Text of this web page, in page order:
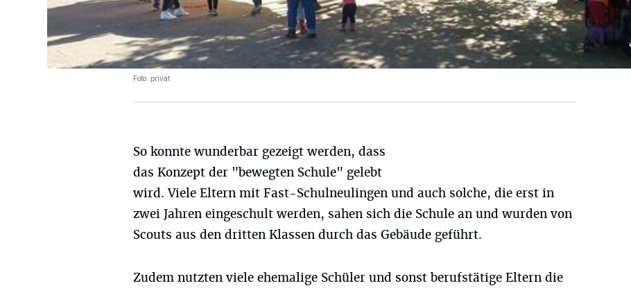
Foto: privat
So konnte wunderbar gezeigt werden, dass
das Konzept der "bewegten Schule" gelebt
wird. Viele Eltern mit Fast-Schulneulingen und auch solche, die erst in
zwei Jahren eingeschult werden, sahen sich die Schule an und wurden von
Scouts aus den dritten Klassen durch das Gebäude geführt.
Zudem nutzten viele ehemalige Schüler und sonst berufstätige Eltern die